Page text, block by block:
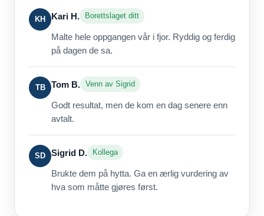
KH Kari H. Borettslaget ditt
Malte hele oppgangen vår i fjor. Ryddig og ferdig
på dagen de sa.
TB Tom B. Venn av Sigrid
Godt resultat, men de kom en dag senere enn
avtalt.
SD Sigrid D. Kollega
Brukte dem på hytta. Ga en ærlig vurdering av
hva som måtte gjøres først.